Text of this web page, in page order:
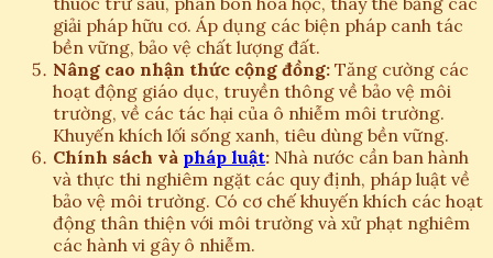
giải pháp hữu cơ. Áp dụng các biện pháp canh tác
bền vững, bảo vệ chất lượng đất.
Nâng cao nhận thức cộng đồng: Tăng cường các
hoạt động giáo dục, truyền thông về bảo vệ môi
trường, về các tác hại của ô nhiễm môi trường.
Khuyến khích lối sống xanh, tiêu dùng bền vững.
Chính sách và pháp luật: Nhà nước cần ban hành
và thực thi nghiêm ngặt các quy định, pháp luật về
bảo vệ môi trường. Có cơ chế khuyến khích các hoạt
động thân thiện với môi trường và xử phạt nghiêm
các hành vi gây ô nhiễm.